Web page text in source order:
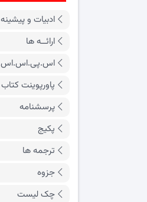
ادبیات و پیشینه
ارائــه ها
اس.پی.اس.اس
پاورپوینت کتاب
پرسشنامه
پکیج
ترجمه ها
جزوه
چک لیست